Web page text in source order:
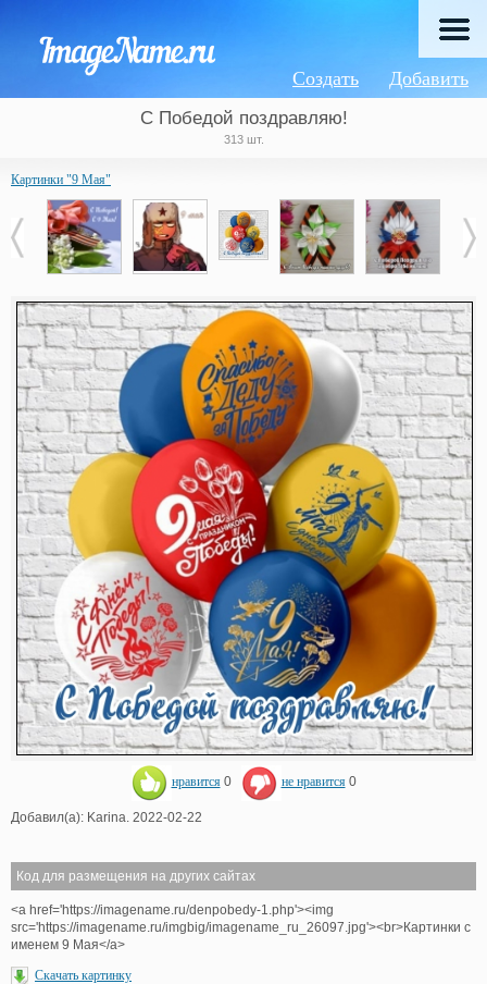
Добавить
Создать
С Победой поздравляю!
313 шт.
Картинки "9 Мая"
нравится 0 не нравится 0
Добавил(а): Karina. 2022-02-22
Код для размещения на других сайтах
<a href='https://imagename.ru/denpobedy-1.php'><img
src='https://imagename.ru/imgbig/imagename_ru_26097.jpg'><br>Картинки с
именем 9 Мая</a>
Скачать картинку